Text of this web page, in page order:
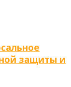
защиты и